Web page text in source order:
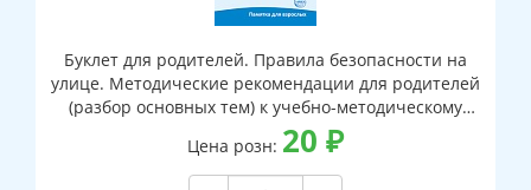
Буклет для родителей. Правила безопасности на
улице. Методические рекомендации для родителей
(разбор основных тем) к учебно-методическому
пособию “Правила безопасности на улице."
Цена розн: 20 ₽